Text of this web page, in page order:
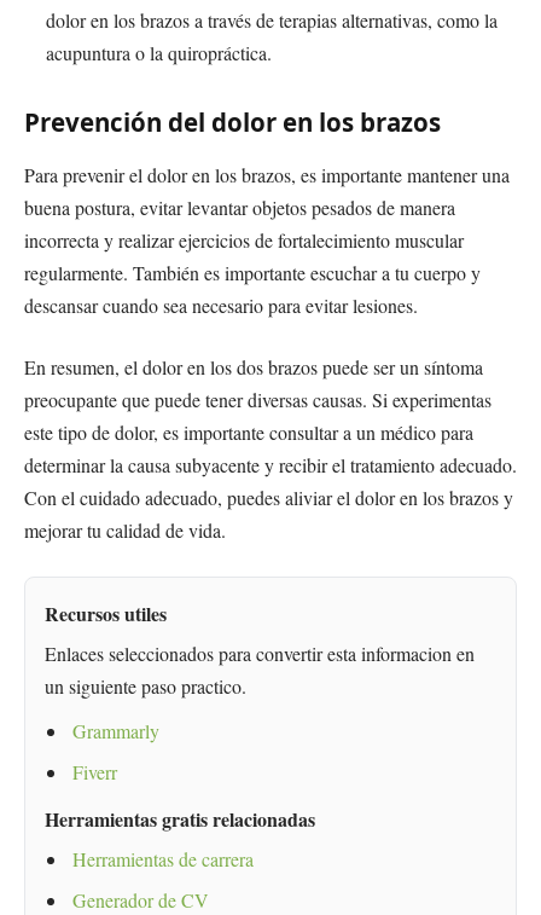
dolor en los brazos a través de terapias alternativas, como la
acupuntura o la quiropráctica.
Prevención del dolor en los brazos
Para prevenir el dolor en los brazos, es importante mantener una
buena postura, evitar levantar objetos pesados de manera
incorrecta y realizar ejercicios de fortalecimiento muscular
regularmente. También es importante escuchar a tu cuerpo y
descansar cuando sea necesario para evitar lesiones.
En resumen, el dolor en los dos brazos puede ser un síntoma
preocupante que puede tener diversas causas. Si experimentas
este tipo de dolor, es importante consultar a un médico para
determinar la causa subyacente y recibir el tratamiento adecuado.
Con el cuidado adecuado, puedes aliviar el dolor en los brazos y
mejorar tu calidad de vida.
Recursos utiles
Enlaces seleccionados para convertir esta informacion en
un siguiente paso practico.
Grammarly
Fiverr
Herramientas gratis relacionadas
Herramientas de carrera
Generador de CV